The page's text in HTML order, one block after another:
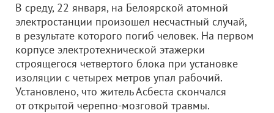
В среду, 22 января, на Белоярской атомной
электростанции произошел несчастный случай,
в результате которого погиб человек. На первом
корпусе электротехнической этажерки
строящегося четвертого блока при установке
изоляции с четырех метров упал рабочий.
Установлено, что житель Асбеста скончался
от открытой черепно-мозговой травмы.